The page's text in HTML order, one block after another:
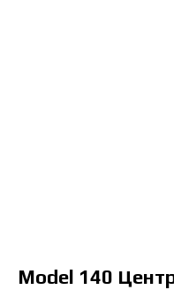
Model 140